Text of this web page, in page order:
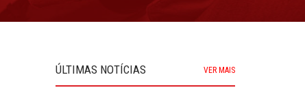
ÚLTIMAS NOTÍCIAS VER MAIS